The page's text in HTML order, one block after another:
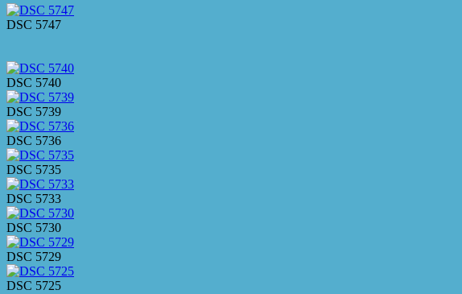
DSC 5747
DSC 5740
DSC 5739
DSC 5736
DSC 5735
DSC 5733
DSC 5730
DSC 5729
DSC 5725